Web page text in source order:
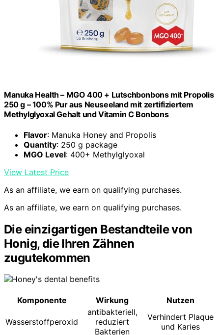
Manuka Health – MGO 400 + Lutschbonbons mit Propolis
250 g – 100% Pur aus Neuseeland mit zertifiziertem
Methylglyoxal Gehalt und Vitamin C Bonbons
Flavor: Manuka Honey and Propolis
Quantity: 250 g package
MGO Level: 400+ Methylglyoxal
View Latest Price
As an affiliate, we earn on qualifying purchases.
As an affiliate, we earn on qualifying purchases.
Die einzigartigen Bestandteile von
Honig, die Ihren Zähnen
zugutekommen
Komponente Wirkung Nutzen
Wasserstoffperoxid
antibakteriell,
reduziert
Bakterien
Verhindert Plaque
und Karies